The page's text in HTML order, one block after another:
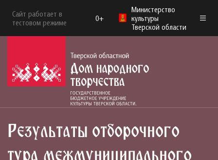
Сайт работает в
тестовом режиме
0+
Министерство
культуры
Тверской области
Результаты отборочного